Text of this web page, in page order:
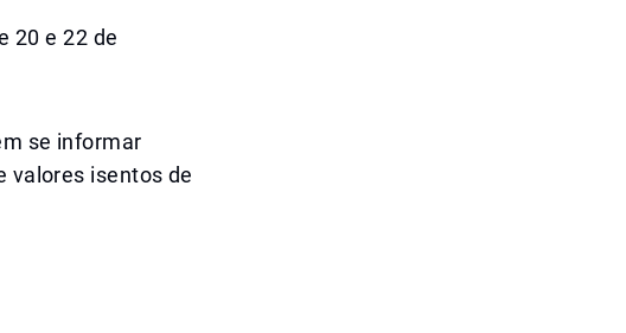
20 e 22 de
se informar
valores isentos de